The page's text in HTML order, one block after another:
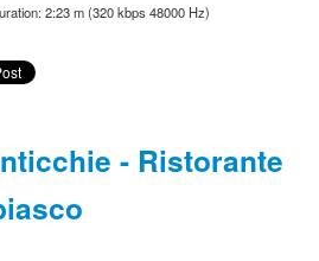
2:23 m (320 kbps 48000 Hz)
- Ristorante